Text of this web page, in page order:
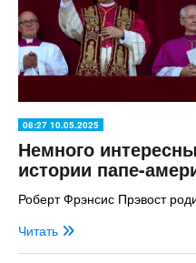
08:27 10.05.2025
Немного
истории папе-
Роберт Фрэнсис Прэвост
Читать